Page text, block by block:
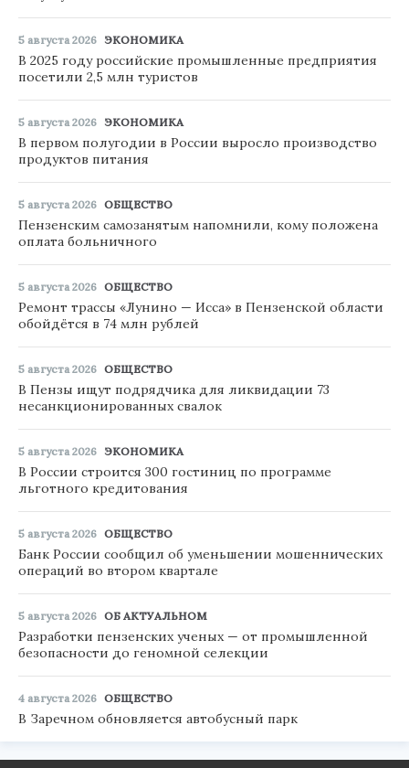
5 августа 2026 ЭКОНОМИКА
В 2025 году российские промышленные предприятия
посетили 2,5 млн туристов
5 августа 2026 ЭКОНОМИКА
В первом полугодии в России выросло производство
продуктов питания
5 августа 2026 ОБЩЕСТВО
Пензенским самозанятым напомнили, кому положена
оплата больничного
5 августа 2026 ОБЩЕСТВО
Ремонт трассы «Лунино — Исса» в Пензенской области
обойдётся в 74 млн рублей
5 августа 2026 ОБЩЕСТВО
В Пензы ищут подрядчика для ликвидации 73
несанкционированных свалок
5 августа 2026 ЭКОНОМИКА
В России строится 300 гостиниц по программе
льготного кредитования
5 августа 2026 ОБЩЕСТВО
Банк России сообщил об уменьшении мошеннических
операций во втором квартале
5 августа 2026 ОБ АКТУАЛЬНОМ
Разработки пензенских ученых — от промышленной
безопасности до геномной селекции
4 августа 2026 ОБЩЕСТВО
В Заречном обновляется автобусный парк